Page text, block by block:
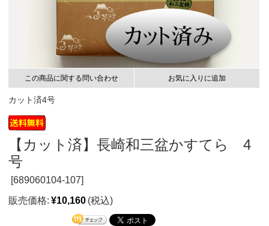
この商品に関する問い合わせ お気に入りに追加
カット済4号
【カット済】長崎和三盆かすてら 4
号
[689060104-107]
販売価格: ¥10,160 (税込)